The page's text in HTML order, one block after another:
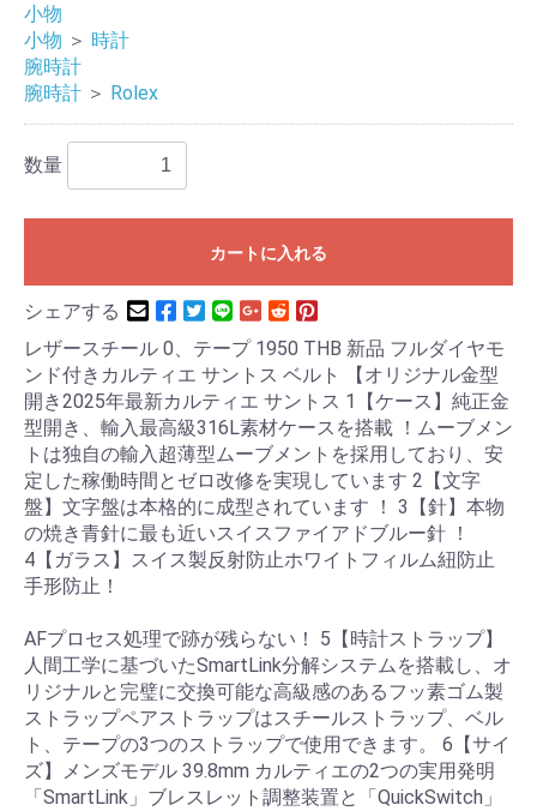
小物
小物 ＞ 時計
腕時計
腕時計 ＞ Rolex
数量
カートに入れる
シェアする
レザースチール 0、テープ 1950 THB 新品 フルダイヤモ
ンド付きカルティエ サントス ベルト 【オリジナル金型
開き2025年最新カルティエ サントス 1【ケース】純正金
型開き、輸入最高級316L素材ケースを搭載 ！ムーブメン
トは独自の輸入超薄型ムーブメントを採用しており、安
定した稼働時間とゼロ改修を実現しています 2【文字
盤】文字盤は本格的に成型されています ！ 3【針】本物
の焼き青針に最も近いスイスファイアドブルー針 ！
4【ガラス】スイス製反射防止ホワイトフィルム紐防止
手形防止！
AFプロセス処理で跡が残らない！ 5【時計ストラップ】
人間工学に基づいたSmartLink分解システムを搭載し、オ
リジナルと完璧に交換可能な高級感のあるフッ素ゴム製
ストラップペアストラップはスチールストラップ、ベル
ト、テープの3つのストラップで使用できます。 6【サイ
ズ】メンズモデル 39.8mm カルティエの2つの実用発明
「SmartLink」ブレスレット調整装置と「QuickSwitch」